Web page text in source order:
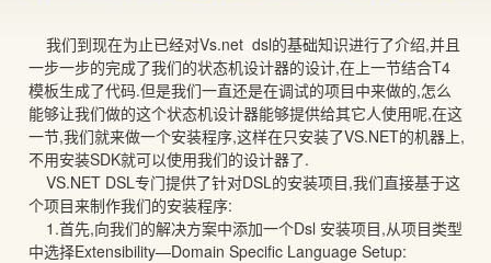
我们到现在为止已经对Vs.net dsl的基础知识进行了介绍,并且
一步一步的完成了我们的状态机设计器的设计,在上一节结合T4
模板生成了代码.但是我们一直还是在调试的项目中来做的,怎么
能够让我们做的这个状态机设计器能够提供给其它人使用呢,在这
一节,我们就来做一个安装程序,这样在只安装了VS.NET的机器上,
不用安装SDK就可以使用我们的设计器了.
VS.NET DSL专门提供了针对DSL的安装项目,我们直接基于这
个项目来制作我们的安装程序:
1.首先,向我们的解决方案中添加一个Dsl 安装项目,从项目类型
中选择Extensibility—Domain Specific Language Setup: